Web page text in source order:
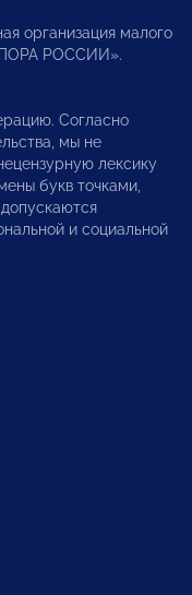
организация малого
РОССИИ».
Согласно
мы не
лексику
букв точками,
и социальной